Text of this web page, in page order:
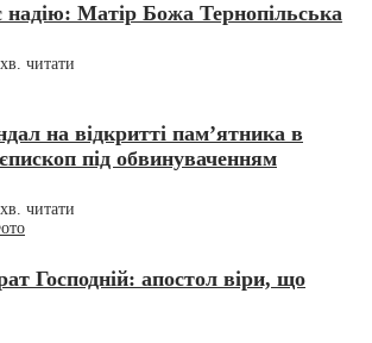
надію: Матір Божа Тернопільська
читати
на відкритті пам’ятника в
під обвинуваченням
читати
Господній: апостол віри, що